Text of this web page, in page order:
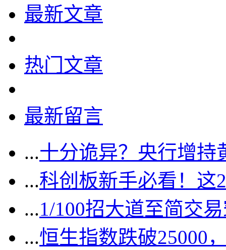
最新文章
热门文章
最新留言
...十分诡异？央行增持
...科创板新手必看！这
...1/100招大道至简交
...恒生指数跌破25000